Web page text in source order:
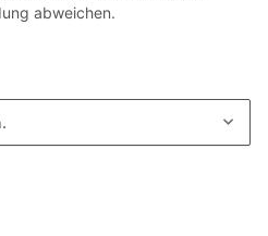
abweichen.